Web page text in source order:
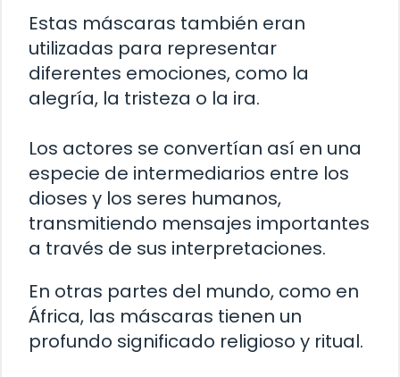
Estas máscaras también eran
utilizadas para representar
diferentes emociones, como la
alegría, la tristeza o la ira.
Los actores se convertían así en una
especie de intermediarios entre los
dioses y los seres humanos,
transmitiendo mensajes importantes
a través de sus interpretaciones.
En otras partes del mundo, como en
África, las máscaras tienen un
profundo significado religioso y ritual.